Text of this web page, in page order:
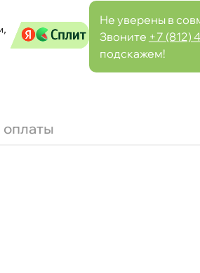
Не уверены в
Звоните +7 (812)
подскажем!
Сегодня
0 шт